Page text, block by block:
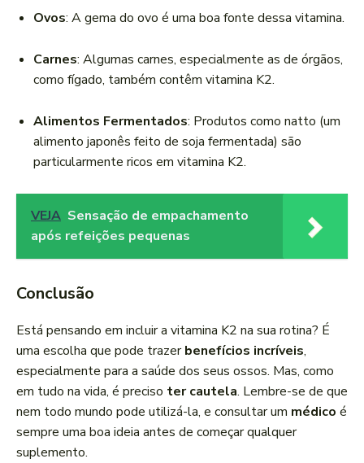
Ovos: A gema do ovo é uma boa fonte dessa vitamina.
Carnes: Algumas carnes, especialmente as de órgãos,
como fígado, também contêm vitamina K2.
Alimentos Fermentados: Produtos como natto (um
alimento japonês feito de soja fermentada) são
particularmente ricos em vitamina K2.
VEJA Sensação de empachamento
após refeições pequenas
Conclusão
Está pensando em incluir a vitamina K2 na sua rotina? É
uma escolha que pode trazerbenefícios incríveis,
especialmente para a saúde dos seus ossos. Mas, como
em tudo na vida, é preciso ter cautela. Lembre-se de que
nem todo mundo pode utilizá-la, e consultar um médico é
sempre uma boa ideia antes de começar qualquer
suplemento.